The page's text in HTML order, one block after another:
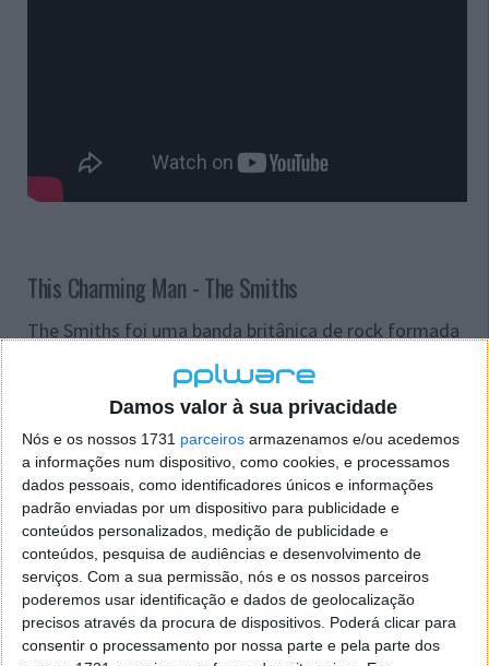
Damos valor à sua privacidade
Nós e os nossos 1731 parceiros armazenamos e/ou acedemos
a informações num dispositivo, como cookies, e processamos
dados pessoais, como identificadores únicos e informações
padrão enviadas por um dispositivo para publicidade e
conteúdos personalizados, medição de publicidade e
conteúdos, pesquisa de audiências e desenvolvimento de
serviços. Com a sua permissão, nós e os nossos parceiros
poderemos usar identificação e dados de geolocalização
precisos através da procura de dispositivos. Poderá clicar para
consentir o processamento por nossa parte e pela parte dos
This Charming Man - The Smiths
The Smiths foi uma banda britânica de rock formada
característica a parceria nas composições de
Morrissey (vocal) e Johnny Marr (guitarras), a banda
também incluía Andy Rourke no baixo e Mike Joyce
como baterista. Os críticos consideram a banda
como sendo a mais importante banda de rock
alternativo a surgir nos anos 80.
A banda assinou contrato com a Rough Trade
Records, pela qual eles lançaram quatro álbuns,
várias coletâneas e diversos singles. Embora
alcançando pouco sucesso comercial fora do Reino
Unido durante os seus anos de atividade, a banda